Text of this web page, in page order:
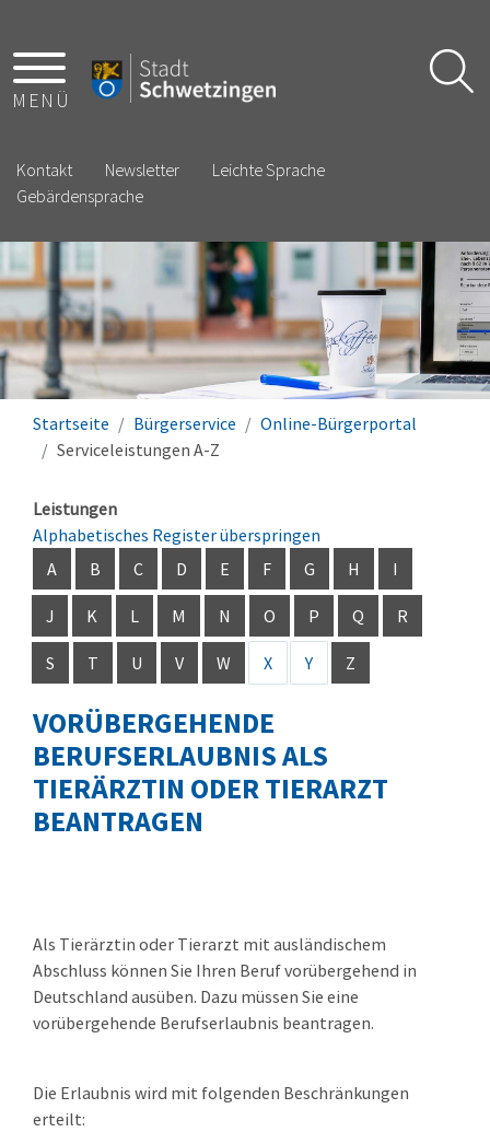
MENÜ
Kontakt Newsletter
Leichte Sprache
Gebärdensprache
Startseite Bürgerservice
Online-Bürgerportal
Serviceleistungen A-Z
Leistungen
Alphabetisches Register überspringen
A
B C D E F G H I
J K L M N O P Q R
S T U V W X Y Z
VORÜBERGEHENDE
BERUFSERLAUBNIS ALS
TIERÄRZTIN ODER TIERARZT
BEANTRAGEN
Als Tierärztin oder Tierarzt mit ausländischem
Abschluss können Sie Ihren Beruf vorübergehend in
Deutschland ausüben. Dazu müssen Sie eine
vorübergehende Berufserlaubnis beantragen.
Die Erlaubnis wird mit folgenden Beschränkungen
erteilt: